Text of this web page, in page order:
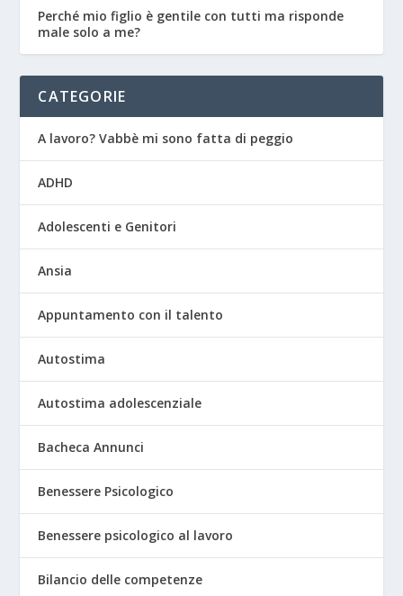
Perché mio figlio è gentile con tutti ma risponde
male solo a me?
CATEGORIE
A lavoro? Vabbè mi sono fatta di peggio
ADHD
Adolescenti e Genitori
Ansia
Appuntamento con il talento
Autostima
Autostima adolescenziale
Bacheca Annunci
Benessere Psicologico
Benessere psicologico al lavoro
Bilancio delle competenze